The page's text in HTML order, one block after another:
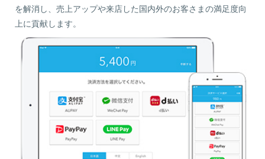
を解消し、売上アップや来店した国内外のお客さまの満足度向
上に貢献します。